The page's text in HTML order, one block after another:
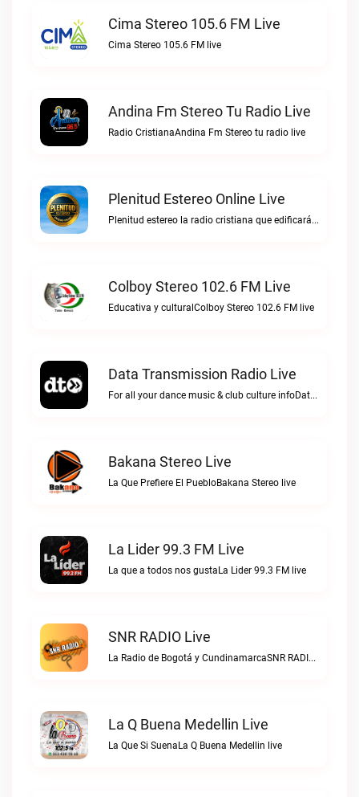
Cima Stereo 105.6 FM Live
Cima Stereo 105.6 FM live
Andina Fm Stereo Tu Radio Live
Radio CristianaAndina Fm Stereo tu radio live
Plenitud Estereo Online Live
Plenitud estereo la radio cristiana que edificará tu vida.Plenitud Estereo Online live
Colboy Stereo 102.6 FM Live
Educativa y culturalColboy Stereo 102.6 FM live
Data Transmission Radio Live
For all your dance music & club culture infoData Transmission Radio live
Bakana Stereo Live
La Que Prefiere El PuebloBakana Stereo live
La Lider 99.3 FM Live
La que a todos nos gustaLa Lider 99.3 FM live
SNR RADIO Live
La Radio de Bogotá y CundinamarcaSNR RADIO live
La Q Buena Medellin Live
La Que Si SuenaLa Q Buena Medellin live